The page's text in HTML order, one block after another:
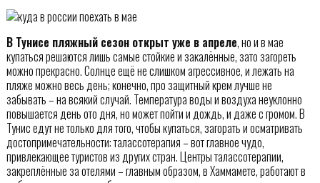
В Тунисе пляжный сезон открыт уже в апреле, но и в мае
купаться решаются лишь самые стойкие и закалённые, зато загореть
можно прекрасно. Солнце ещё не слишком агрессивное, и лежать на
пляже можно весь день; конечно, про защитный крем лучше не
забывать – на всякий случай. Температура воды и воздуха неуклонно
повышается день ото дня, но может пойти и дождь, и даже с громом. В
Тунис едут не только для того, чтобы купаться, загорать и осматривать
достопримечательности: талассотерапия – вот главное чудо,
привлекающее туристов из других стран. Центры талассотерапии,
закреплённые за отелями – главным образом, в Хаммамете, работают в